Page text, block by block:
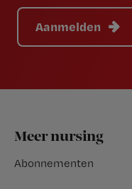
Aanmelden
Footer
Meer nursing
Abonnementen